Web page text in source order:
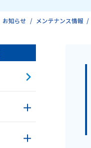
お知らせ メンテナンス情報